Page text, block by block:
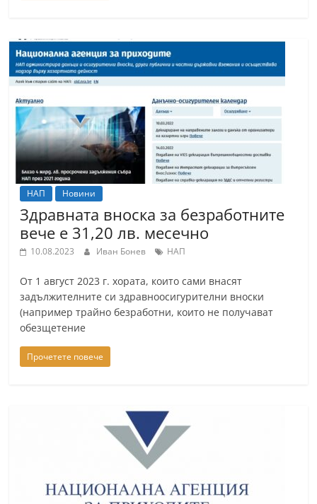
НАП Новини
Здравната вноска за безработните
вече е 31,20 лв. месечно
10.08.2023 Иван Бонев НАП
От 1 август 2023 г. хората, които сами внасят
задължителните си здравноосигурителни вноски
(например трайно безработни, които не получават
обезщетение
Прочетете повече